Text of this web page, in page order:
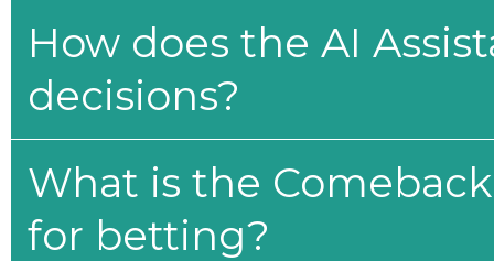
How does the AI
decisions?
What is the
for betting?